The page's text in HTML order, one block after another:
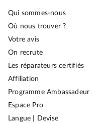
Qui sommes-nous
Où nous trouver ?
Votre avis
On recrute
Les réparateurs certifiés
Affiliation
Programme Ambassadeur
Espace Pro
Langue | Devise